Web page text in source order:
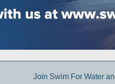
Join Swim For Water